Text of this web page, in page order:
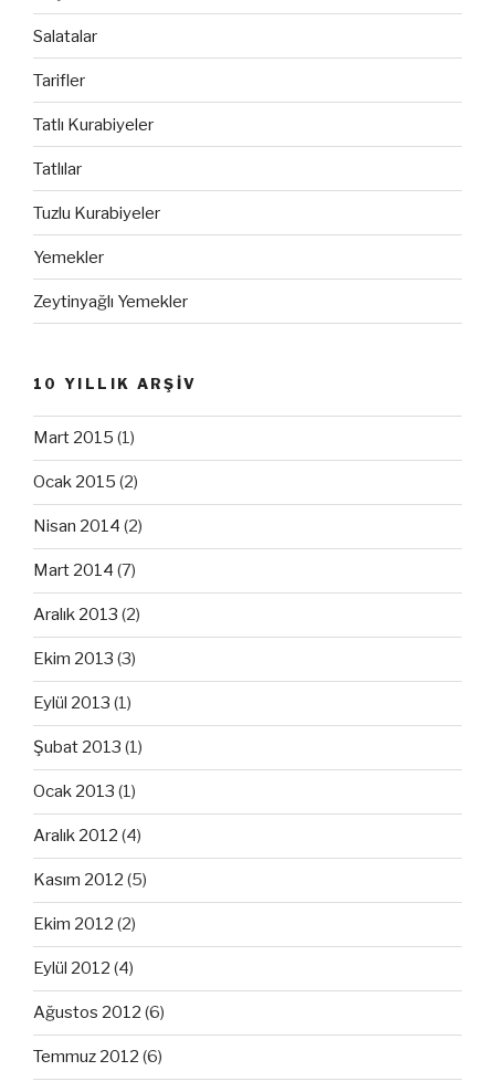
Salatalar
Tarifler
Tatlı Kurabiyeler
Tatlılar
Tuzlu Kurabiyeler
Yemekler
Zeytinyağlı Yemekler
10 YILLIK ARŞİV
Mart 2015 (1)
Ocak 2015 (2)
Nisan 2014 (2)
Mart 2014 (7)
Aralık 2013 (2)
Ekim 2013 (3)
Eylül 2013 (1)
Şubat 2013 (1)
Ocak 2013 (1)
Aralık 2012 (4)
Kasım 2012 (5)
Ekim 2012 (2)
Eylül 2012 (4)
Ağustos 2012 (6)
Temmuz 2012 (6)